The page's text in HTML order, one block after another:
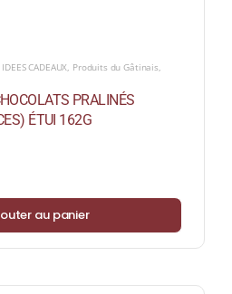
IDEES CADEAUX Produits du Gâtinais
PRALINÉS
ÉTUI 162G
au panier